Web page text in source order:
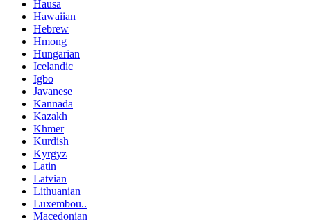
Hausa
Hawaiian
Hebrew
Hmong
Hungarian
Icelandic
Igbo
Javanese
Kannada
Kazakh
Khmer
Kurdish
Kyrgyz
Latin
Latvian
Lithuanian
Luxembou..
Macedonian